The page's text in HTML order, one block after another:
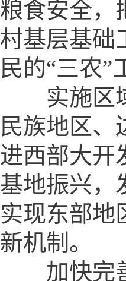
粮食安全，
村基层基础
民的“三农”
实施区域
民族地区、
进西部大开
基地振兴，
实现东部地
新机制。
加快完善